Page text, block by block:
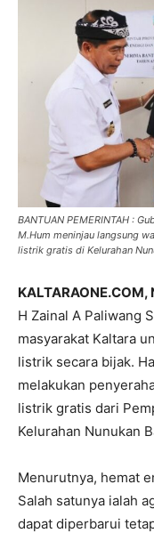
BANTUAN PEMERINTAH :
M.Hum meninjau langsung
listrik gratis di Kelurahan
KALTARAONE.COM,
H Zainal A Paliwang
masyarakat Kaltara
listrik secara bijak.
melakukan
listrik gratis dari
Kelurahan Nunukan
Menurutnya, hemat
Salah satunya ialah
dapat diperbarui